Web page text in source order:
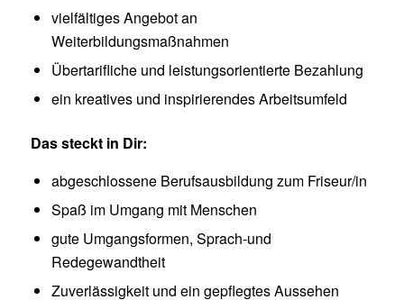
vielfältiges Angebot an
Weiterbildungsmaßnahmen
Übertarifliche und leistungsorientierte Bezahlung
ein kreatives und inspirierendes Arbeitsumfeld
Das steckt in Dir:
abgeschlossene Berufsausbildung zum Friseur/in
Spaß im Umgang mit Menschen
gute Umgangsformen, Sprach-und
Redegewandtheit
Zuverlässigkeit und ein gepflegtes Aussehen